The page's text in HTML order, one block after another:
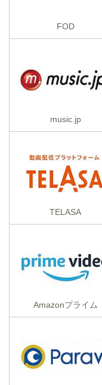
FOD
music.jp
TELASA
Amazonプライム